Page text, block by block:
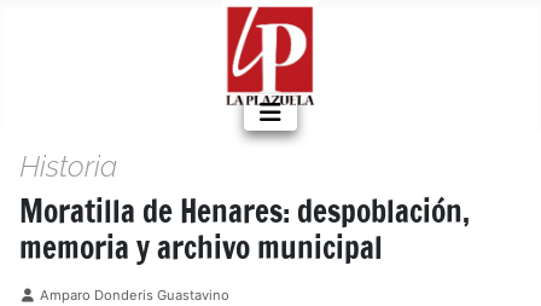
Historia
Moratilla de Henares: despoblación,
memoria y archivo municipal
Detalles
Amparo Donderis Guastavino